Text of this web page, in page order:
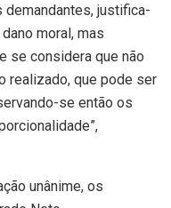
demandantes, justifica-
moral, mas
se considera que não
realizado, que pode ser
se então os
unânime, os